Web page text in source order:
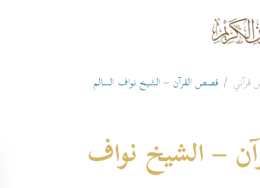
قصص القرآن – الشيخ نواف السالم
– الشيخ نواف